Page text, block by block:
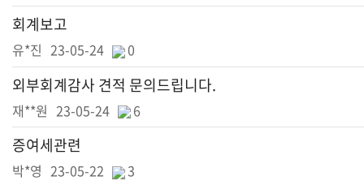
회계보고
유*진 23-05-24 0
외부회계감사 견적 문의드립니다.
재**원 23-05-24 6
증여세관련
박*영 23-05-22 3